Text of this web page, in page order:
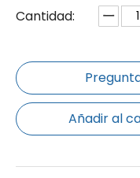
Cantidad:
Añadir al